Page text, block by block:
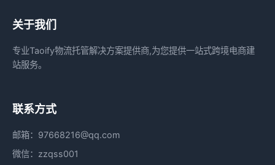
关于我们
专业Taoify物流托管解决方案提供商,为您提供一站式跨境电商建
站服务。
联系方式
邮箱：97668216@qq.com
微信：zzqss001